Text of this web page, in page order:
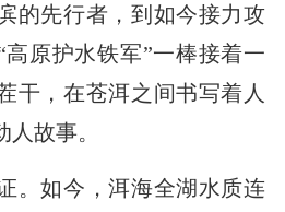
的先行者，到如今接力攻
原护水铁军”一棒接着一
干，在苍洱之间书写着人
故事。
。如今，洱海全湖水质连